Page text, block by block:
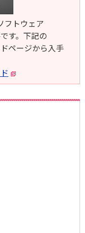
フトウェア
す。下記の
ページから入手